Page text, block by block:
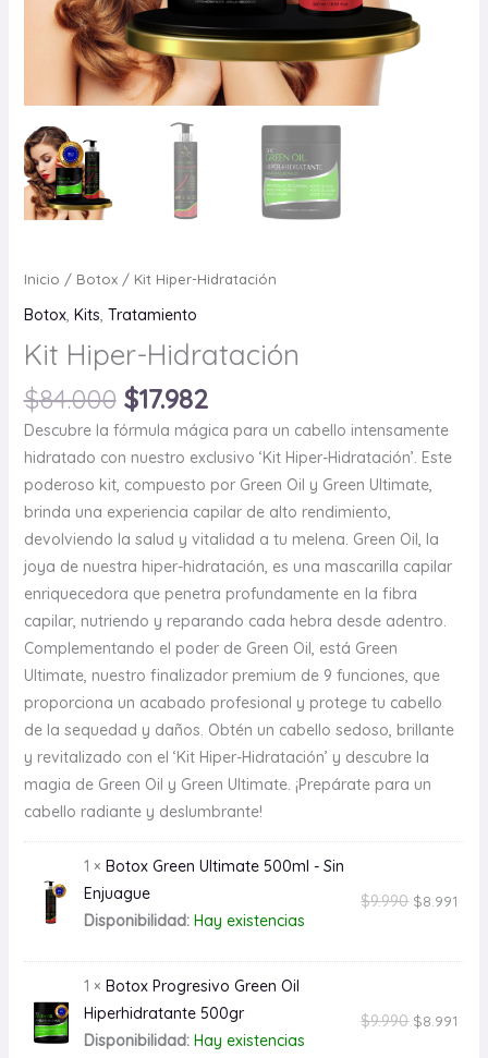
Inicio / Botox/ Kit Hiper-Hidratación
Botox, Kits, Tratamiento
Kit Hiper-Hidratación
$84.000 $17.982
Descubre la fórmula mágica para un cabello intensamente
hidratado con nuestro exclusivo ‘Kit Hiper-Hidratación’. Este
poderoso kit, compuesto por Green Oil y Green Ultimate,
brinda una experiencia capilar de alto rendimiento,
devolviendo la salud y vitalidad a tu melena. Green Oil, la
joya de nuestra hiper-hidratación, es una mascarilla capilar
enriquecedora que penetra profundamente en la fibra
capilar, nutriendo y reparando cada hebra desde adentro.
Complementando el poder de Green Oil, está Green
Ultimate, nuestro finalizador premium de 9 funciones, que
proporciona un acabado profesional y protege tu cabello
de la sequedad y daños. Obtén un cabello sedoso, brillante
y revitalizado con el ‘Kit Hiper-Hidratación’ y descubre la
magia de Green Oil y Green Ultimate. ¡Prepárate para un
cabello radiante y deslumbrante!
1 × Botox Green Ultimate 500ml - Sin
Enjuague
Disponibilidad: Hay existencias
$9.990 $8.991
1 × Botox Progresivo Green Oil
Hiperhidratante 500gr
Disponibilidad: Hay existencias
$9.990 $8.991